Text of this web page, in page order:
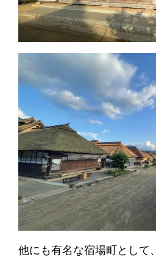
他にも有名な宿場町として、